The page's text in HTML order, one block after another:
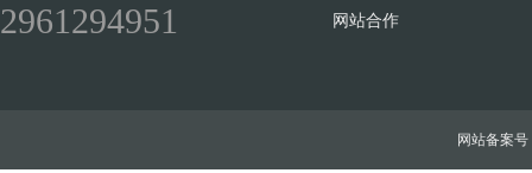
2961294951
网站合作
网站备案号